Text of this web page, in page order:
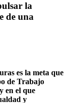
la
de una
es la meta que
de Trabajo
en el que
y